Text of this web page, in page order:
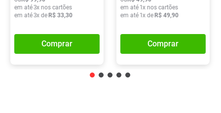
em até3x nos cartões
em até3x de R$ 33,30
Comprar
em até 1x nos cartões
em até 1x de R$ 49,90
Comprar